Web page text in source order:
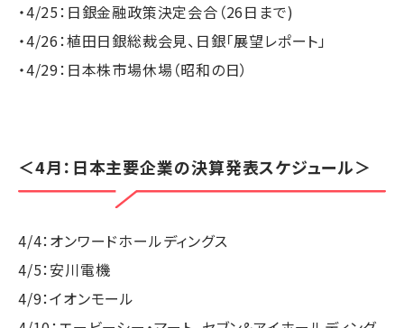
・4/25：日銀金融政策決定会合（26日まで)
・4/26：植田日銀総裁会見、日銀「展望レポート」
・4/29：日本株市場休場（昭和の日）
＜4月：日本主要企業の決算発表スケジュール＞
4/4：オンワードホールディングス
4/5：安川電機
4/9：イオンモール